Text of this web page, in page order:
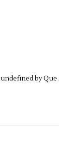
undefined byQue